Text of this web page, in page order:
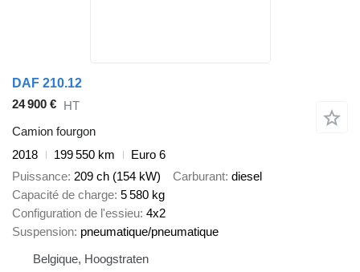
DAF 210.12
24 900 € HT
Camion fourgon
2018
199 550 km
Euro 6
Puissance 209 ch (154 kW) Carburant diesel
Capacité de charge 5 580 kg
Configuration de l'essieu 4x2
Suspension pneumatique/pneumatique
Belgique, Hoogstraten